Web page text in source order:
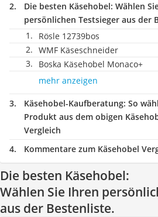
Die besten Käsehobel: Wählen
persönlichen Testsieger aus der
Rösle 12739bos
WMF Käseschneider
Boska Käsehobel Monaco+
mehr anzeigen
Käsehobel-Kaufberatung: So
Produkt aus dem obigen
Vergleich
Kommentare zum Käsehobel
Die besten Käsehobel:
Wählen Sie Ihren
aus der Bestenliste.